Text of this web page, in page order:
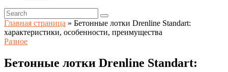
Главная страница » Бетонные лотки Drenline Standart:
характеристики, особенности, преимущества
Разное
Бетонные лотки Drenline Standart: